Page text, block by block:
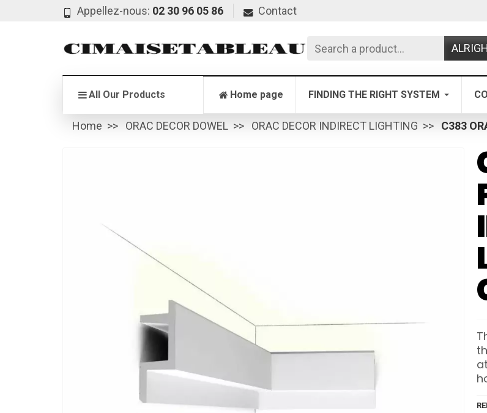
Appellez-nous: 02 30 96 05 86 Contact
All Our Products Home page FINDING THE RIGHT SYSTEM
Home ORAC DECOR DOWEL ORAC DECOR INDIRECT LIGHTING C383